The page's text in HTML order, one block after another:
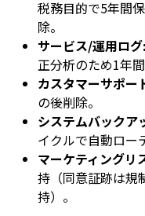
税務目的で5年間
除。
サービス/運用ログ:
正分析のため1年間
カスタマーサポー
の後削除。
システムバックア
イクルで自動ロー
マーケティングリ
持（同意証跡は規
持）。